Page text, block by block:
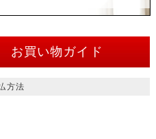
お買い物ガイド
方法